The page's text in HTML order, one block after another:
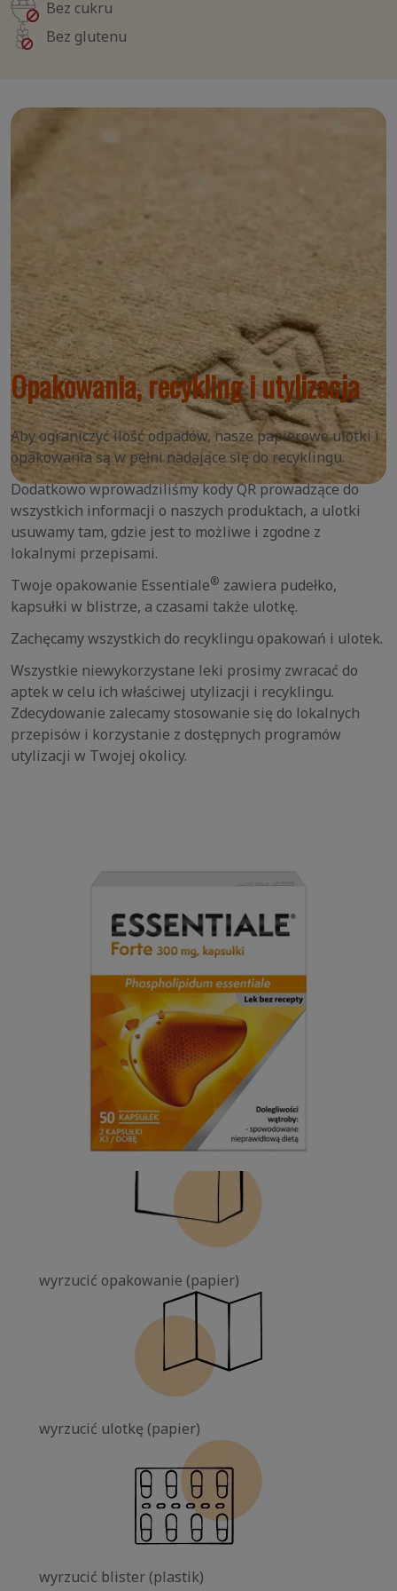
Bez cukru
Bez glutenu
Opakowania, recykling i utylizacja
Aby ograniczyć ilość odpadów, nasze papierowe ulotki i
opakowania są w pełni nadające się do recyklingu.
Dodatkowo wprowadziliśmy kody QR prowadzące do
wszystkich informacji o naszych produktach, a ulotki
usuwamy tam, gdzie jest to możliwe i zgodne z
lokalnymi przepisami.
Twoje opakowanie Essentiale® zawiera pudełko,
kapsułki w blistrze, a czasami także ulotkę.
Zachęcamy wszystkich do recyklingu opakowań i ulotek.
Wszystkie niewykorzystane leki prosimy zwracać do
aptek w celu ich właściwej utylizacji i recyklingu.
Zdecydowanie zalecamy stosowanie się do lokalnych
przepisów i korzystanie z dostępnych programów
utylizacji w Twojej okolicy.
Jak segregować odpady?
wyrzucić opakowanie (papier)
wyrzucić ulotkę (papier)
wyrzucić blister (plastik)